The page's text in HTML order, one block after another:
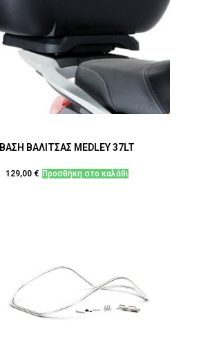
ΒΑΣΗ ΒΑΛΙΤΣΑΣ MEDLEY 37LT
129,00 € Προσθήκη στο καλάθι